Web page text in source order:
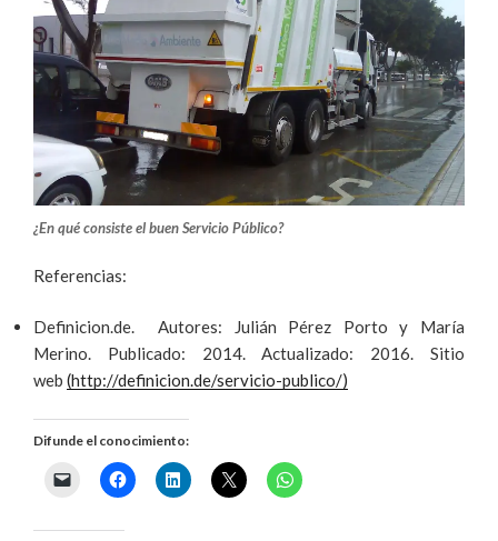
¿En qué consiste el buen Servicio Público?
Referencias:
Definicion.de. Autores: Julián Pérez Porto y María
Merino. Publicado: 2014. Actualizado: 2016. Sitio
web (http://definicion.de/servicio-publico/)
Difunde el conocimiento: